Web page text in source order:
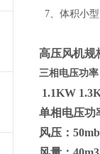
7、体积小
高压风机规
三相电压功
1.1KW
单相电压功
风压：